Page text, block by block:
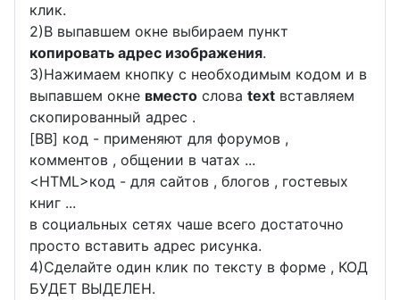
клик.
2)В выпавшем окне выбираем пункт
копировать адрес изображения.
3)Нажимаем кнопку с необходимым кодом и в
выпавшем окне вместо слова text вставляем
скопированный адрес .
[BB] код - применяют для форумов ,
комментов , общении в чатах ...
<HTML>код - для сайтов , блогов , гостевых
книг ...
в социальных сетях чаше всего достаточно
просто вставить адрес рисунка.
4)Сделайте один клик по тексту в форме , КОД
БУДЕТ ВЫДЕЛЕН.